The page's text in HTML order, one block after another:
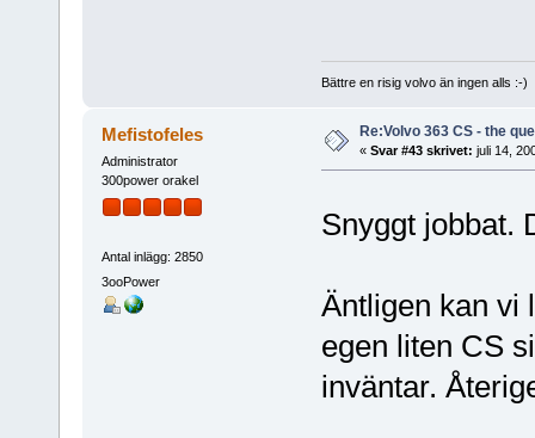
Bättre en risig volvo än ingen alls :-)
Mefistofeles
Administrator
300power orakel
Antal inlägg: 2850
3ooPower
Re:Volvo 363 CS - the
« Svar #43 skrivet: juli 14,
Snyggt jobbat.
Äntligen kan vi
egen liten CS
inväntar.